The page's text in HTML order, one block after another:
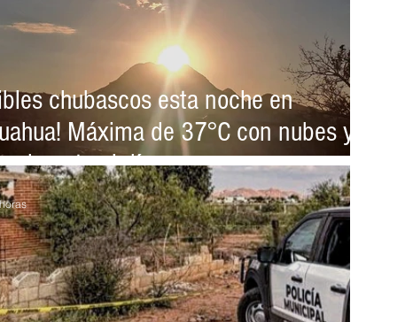
chubascos esta noche en
Máxima de 37°C con nubes y
durante el día